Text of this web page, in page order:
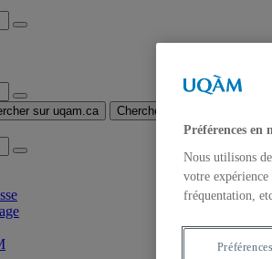
sur uqam.ca Chercher sur le web
Préférences en
Nous utilisons
votre expérience
fréquentation,
Préférences